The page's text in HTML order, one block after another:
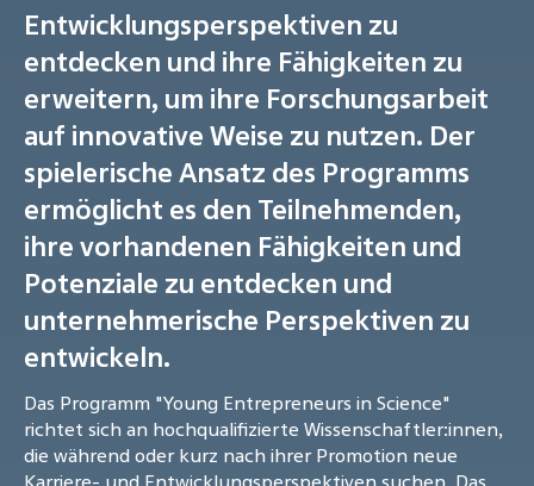
Entwicklungsperspektiven zu
entdecken und ihre Fähigkeiten zu
erweitern, um ihre Forschungsarbeit
auf innovative Weise zu nutzen. Der
spielerische Ansatz des Programms
ermöglicht es den Teilnehmenden,
ihre vorhandenen Fähigkeiten und
Potenziale zu entdecken und
unternehmerische Perspektiven zu
entwickeln.
Das Programm "Young Entrepreneurs in Science"
richtet sich an hochqualifizierte Wissenschaftler:innen,
die während oder kurz nach ihrer Promotion neue